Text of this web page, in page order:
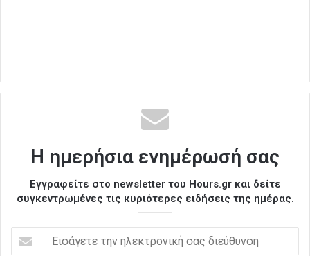
Η ημερήσια ενημέρωσή σας
Εγγραφείτε στο newsletter του Hours.gr και δείτε
συγκεντρωμένες τις κυριότερες ειδήσεις της ημέρας.